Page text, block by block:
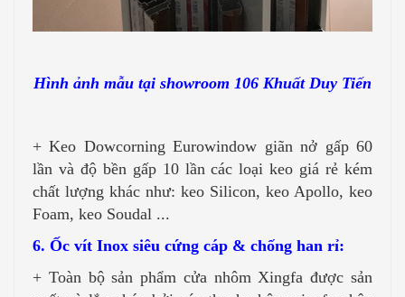
Hình ảnh mẫu tại showroom 106 Khuất Duy Tiến
+ Keo Dowcorning Eurowindow giãn nở gấp 60
lần và độ bền gấp 10 lần các loại keo giá rẻ kém
chất lượng khác như: keo Silicon, keo Apollo, keo
Foam, keo Soudal ...
6. Ốc vít Inox siêu cứng cáp & chống han rỉ:
+ Toàn bộ sản phẩm cửa nhôm Xingfa được sản